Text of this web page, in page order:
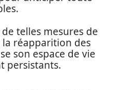
telles mesures de
réapparition des
son espace de vie
persistants.